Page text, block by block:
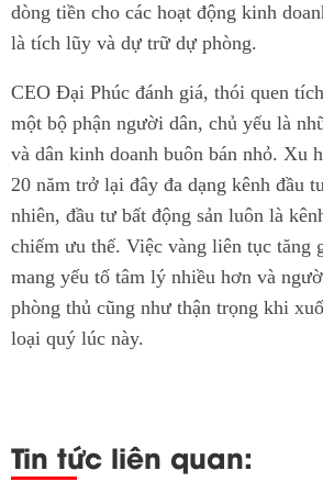
dòng tiền cho các hoạt động kinh
là tích lũy và dự trữ dự phòng.
CEO Đại Phúc đánh giá, thói quen
một bộ phận người dân, chủ yếu là
và dân kinh doanh buôn bán nhỏ. Xu
20 năm trở lại đây đa dạng kênh đầu
nhiên, đầu tư bất động sản luôn là
chiếm ưu thế. Việc vàng liên tục tăng
mang yếu tố tâm lý nhiều hơn và
phòng thủ cũng như thận trọng khi
loại quý lúc này.
Tin tức liên quan: